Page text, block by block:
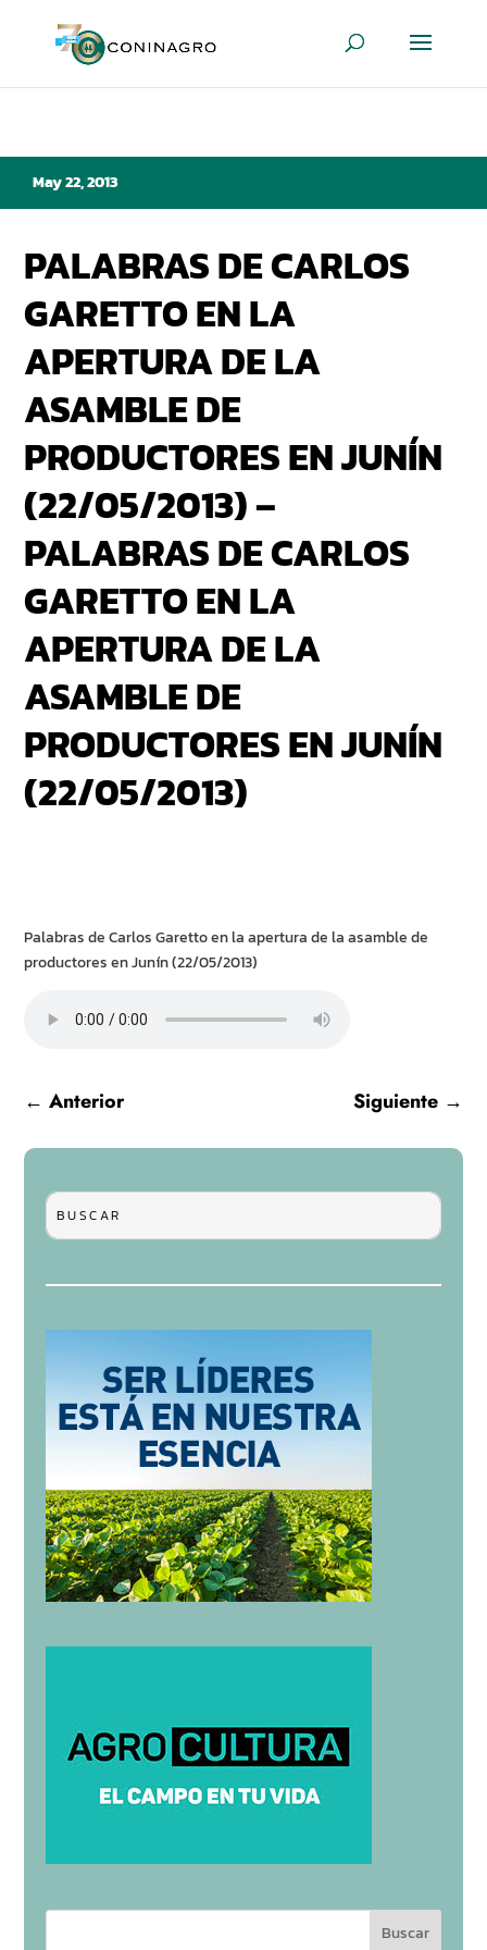
May 22, 2013
PALABRAS DE CARLOS
GARETTO EN LA
APERTURA DE LA
ASAMBLE DE
PRODUCTORES EN JUNÍN
(22/05/2013) –
PALABRAS DE CARLOS
GARETTO EN LA
APERTURA DE LA
ASAMBLE DE
PRODUCTORES EN JUNÍN
(22/05/2013)
Palabras de Carlos Garetto en la apertura de la asamble de
productores en Junín (22/05/2013)
←Anterior Siguiente→